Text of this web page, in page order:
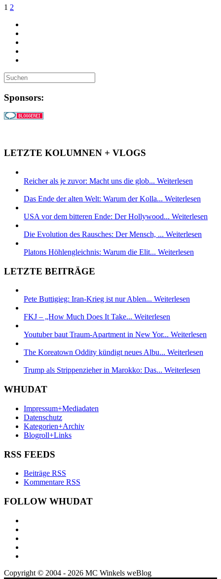
Mehr
1 2
Sponsors:
LETZTE KOLUMNEN + VLOGS
Reicher als je zuvor: Macht uns die glob... Weiterlesen
Das Ende der alten Welt: Warum der Kolla... Weiterlesen
USA vor dem bitteren Ende: Der Hollywood... Weiterlesen
Die Evolution des Rausches: Der Mensch, ... Weiterlesen
Platons Höhlengleichnis: Warum die Elit... Weiterlesen
LETZTE BEITRÄGE
Pete Buttigieg: Iran-Krieg ist nur Ablen... Weiterlesen
FKJ – „How Much Does It Take... Weiterlesen
Youtuber baut Traum-Apartment in New Yor... Weiterlesen
The Koreatown Oddity kündigt neues Albu... Weiterlesen
Trump als Strippenzieher in Marokko: Das... Weiterlesen
WHUDAT
Impressum+Mediadaten
Datenschutz
Kategorien+Archiv
Blogroll+Links
RSS FEEDS
Beiträge RSS
Kommentare RSS
FOLLOW WHUDAT
Copyright © 2004 - 2026 MC Winkels weBlog